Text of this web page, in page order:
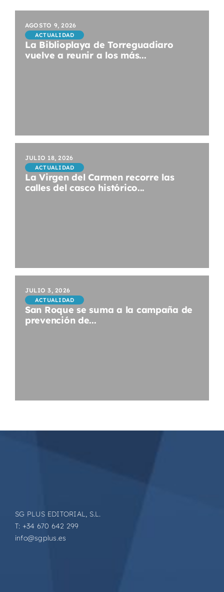
AGOSTO 9, 2026
ACTUALIDAD
La Biblioplaya de Torreguadiaro
vuelve a reunir a los más...
JULIO 18, 2026
ACTUALIDAD
La Virgen del Carmen recorre las
calles del casco histórico...
JULIO 3, 2026
ACTUALIDAD
San Roque se suma a la campaña de
prevención de...
SG PLUS EDITORIAL, S.L.
T: +34 670 642 299
info@sgplus.es